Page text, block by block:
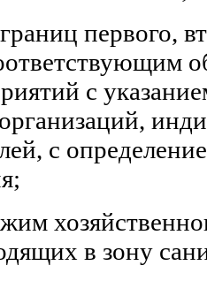
первого,
с
с
в зону